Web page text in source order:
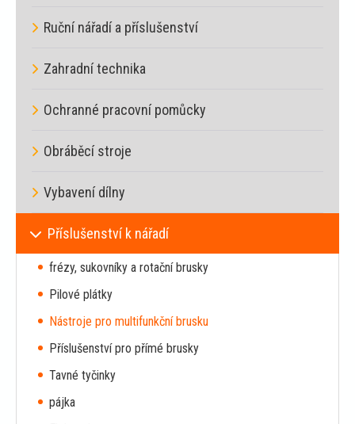
Ruční nářadí a příslušenství
Zahradní technika
Ochranné pracovní pomůcky
Obráběcí stroje
Vybavení dílny
Příslušenství k nářadí
frézy, sukovníky a rotační brusky
Pilové plátky
Nástroje pro multifunkční brusku
Příslušenství pro přímé brusky
Tavné tyčinky
pájka